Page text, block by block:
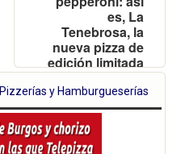
es, La
Tenebrosa, la
nueva pizza de
edición limitada
para Halloween
Pizzerías y Hamburgueserías